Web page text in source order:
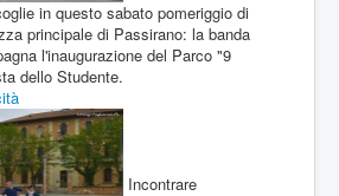
in questo sabato pomeriggio di
principale di Passirano: la banda
l'inaugurazione del Parco "9
dello Studente.
Incontrare